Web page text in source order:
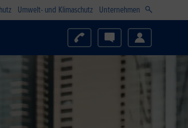
Umwelt- und Klimaschutz Unternehmen